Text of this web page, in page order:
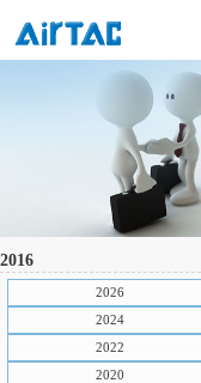
2016
2026
2024
2022
2020